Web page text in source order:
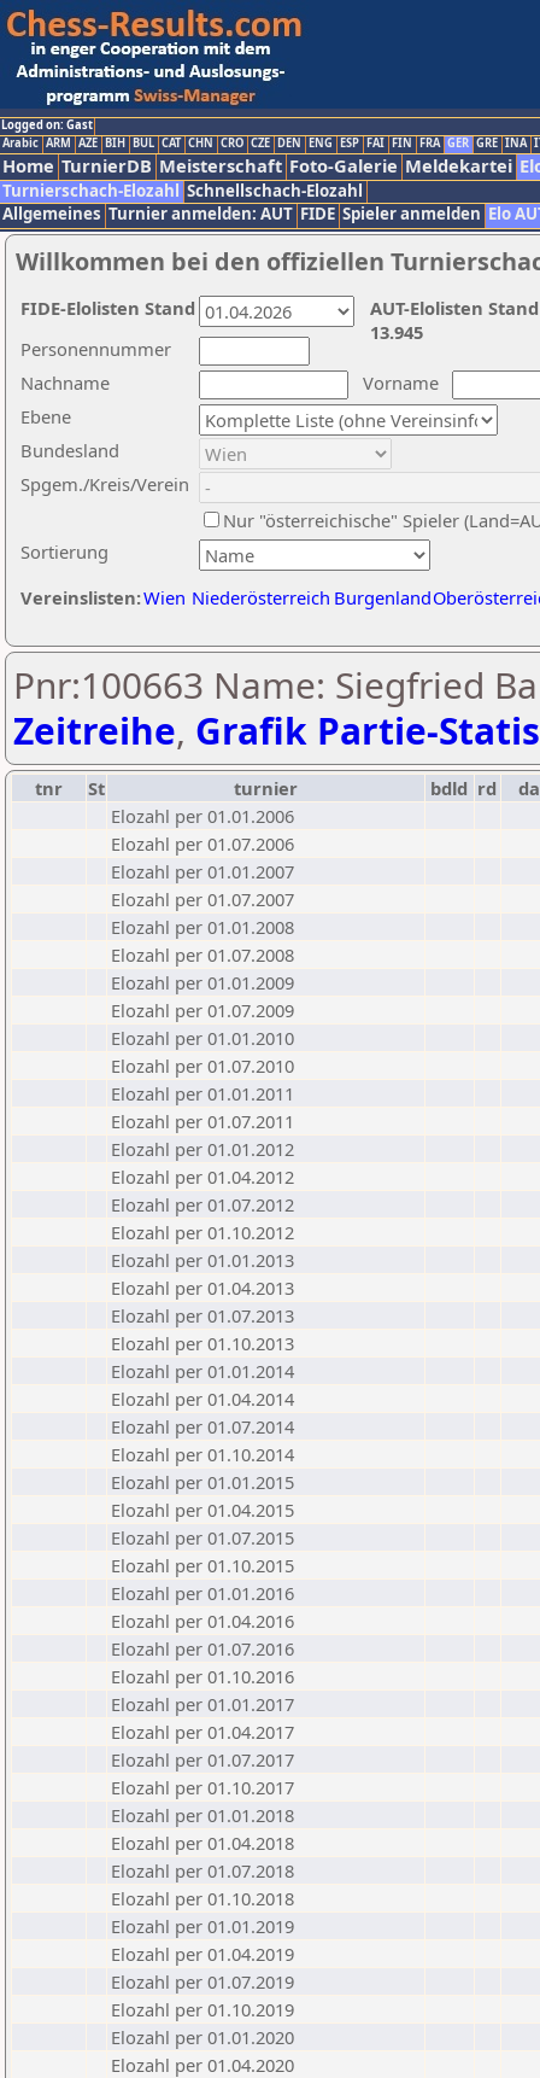
Logged on: Gast
Arabic ARM AZE BIH BUL CAT CHN CRO CZE DEN ENG ESP FAI FIN FRA GER GRE INA
Home TurnierDB Meisterschaft Foto-Galerie Meldekartei
Turnierschach-Elozahl Schnellschach-Elozahl
Allgemeines Turnier anmelden: AUT FIDE Spieler anmelden Elo
Willkommen bei den offiziellen
Nachname
Vorname
Ebene
Sortierung
Personennummer
Bundesland
Spgem./Kreis/Verein
Nur "österreichische" Spieler
Vereinslisten:Wien Niederösterreich Burgenland
AUT-Elolisten
13.945
FIDE-Elolisten Stand
Pnr:100663 Name: Siegfried
Zeitreihe, Grafik Partie-
tnr St turnier bdld rd
Elozahl per 01.01.2006
Elozahl per 01.07.2006
Elozahl per 01.01.2007
Elozahl per 01.07.2007
Elozahl per 01.01.2008
Elozahl per 01.07.2008
Elozahl per 01.01.2009
Elozahl per 01.07.2009
Elozahl per 01.01.2010
Elozahl per 01.07.2010
Elozahl per 01.01.2011
Elozahl per 01.07.2011
Elozahl per 01.01.2012
Elozahl per 01.04.2012
Elozahl per 01.07.2012
Elozahl per 01.10.2012
Elozahl per 01.01.2013
Elozahl per 01.04.2013
Elozahl per 01.07.2013
Elozahl per 01.10.2013
Elozahl per 01.01.2014
Elozahl per 01.04.2014
Elozahl per 01.07.2014
Elozahl per 01.10.2014
Elozahl per 01.01.2015
Elozahl per 01.04.2015
Elozahl per 01.07.2015
Elozahl per 01.10.2015
Elozahl per 01.01.2016
Elozahl per 01.04.2016
Elozahl per 01.07.2016
Elozahl per 01.10.2016
Elozahl per 01.01.2017
Elozahl per 01.04.2017
Elozahl per 01.07.2017
Elozahl per 01.10.2017
Elozahl per 01.01.2018
Elozahl per 01.04.2018
Elozahl per 01.07.2018
Elozahl per 01.10.2018
Elozahl per 01.01.2019
Elozahl per 01.04.2019
Elozahl per 01.07.2019
Elozahl per 01.10.2019
Elozahl per 01.01.2020
Elozahl per 01.04.2020